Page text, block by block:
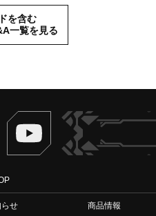
を含む
一覧を見る
Twitter ヴァンガードch
らせ
商品情報